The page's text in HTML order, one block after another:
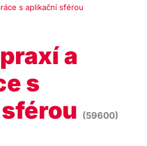
s aplikační sférou
a
s
(59600)